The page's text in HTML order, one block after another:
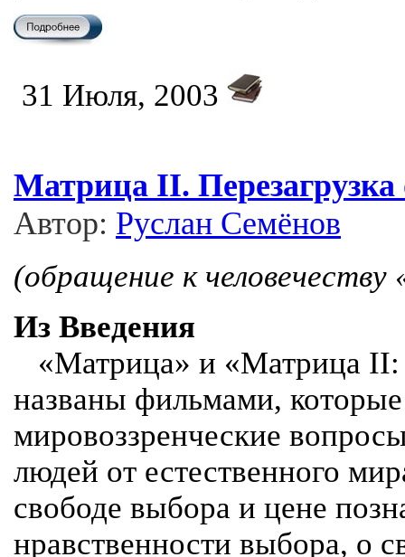
31 Июля, 2003
Матрица II. Перезагрузка
Автор: Руслан Семёнов
(обращение к человечеству
Из Введения
«Матрица» и «Матрица II:
названы фильмами,
мировоззренческие
людей от естественного
свободе выбора и цене
нравственности выбора, о